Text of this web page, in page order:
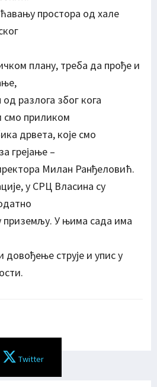
простора од хале
плану, треба да прође и
од разлога због кога
смо приликом
дрвета, које смо
грејање –
Милан Ранђеловић.
у СРЦ Власина су
приземљу. У њима сада има
струје и упис у
Twitter